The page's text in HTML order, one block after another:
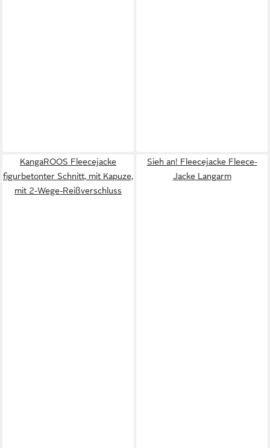
KangaROOS Fleecejacke
figurbetonter Schnitt, mit Kapuze,
mit 2-Wege-Reißverschluss
Sieh an! Fleecejacke Fleece-
Jacke Langarm